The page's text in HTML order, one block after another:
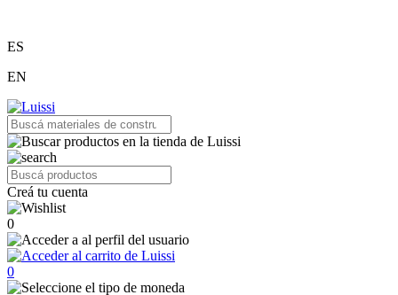
ES
EN
Creá tu cuenta
0
0